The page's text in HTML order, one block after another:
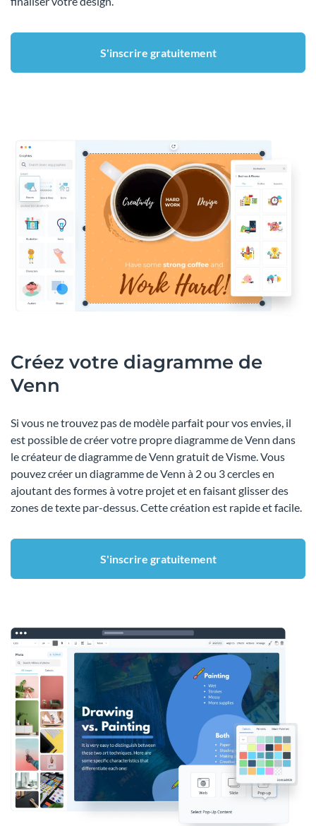
S'inscrire gratuitement
Créez votre diagramme de
Venn
Si vous ne trouvez pas de modèle parfait pour vos envies, il
est possible de créer votre propre diagramme de Venn dans
le créateur de diagramme de Venn gratuit de Visme. Vous
pouvez créer un diagramme de Venn à 2 ou 3 cercles en
ajoutant des formes à votre projet et en faisant glisser des
zones de texte par-dessus. Cette création est rapide et facile.
S'inscrire gratuitement